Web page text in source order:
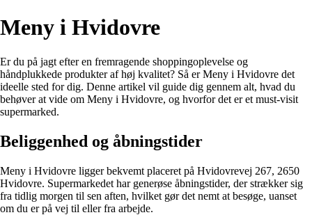
Meny i Hvidovre
Er du på jagt efter en fremragende shoppingoplevelse og
håndplukkede produkter af høj kvalitet? Så er Meny i Hvidovre det
ideelle sted for dig. Denne artikel vil guide dig gennem alt, hvad du
behøver at vide om Meny i Hvidovre, og hvorfor det er et must-visit
supermarked.
Beliggenhed og åbningstider
Meny i Hvidovre ligger bekvemt placeret på Hvidovrevej 267, 2650
Hvidovre. Supermarkedet har generøse åbningstider, der strækker sig
fra tidlig morgen til sen aften, hvilket gør det nemt at besøge, uanset
om du er på vej til eller fra arbejde.